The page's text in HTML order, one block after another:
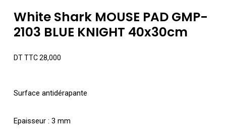
White Shark MOUSE PAD GMP-
2103 BLUE KNIGHT 40x30cm
DT TTC28,000
Surface antidérapante
Epaisseur : 3 mm